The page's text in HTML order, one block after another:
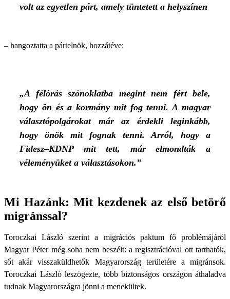
volt az egyetlen párt, amely tüntetett a helyszínen
– hangoztatta a pártelnök, hozzátéve:
„A félórás szónoklatba megint nem fért bele,
hogy ön és a kormány mit fog tenni. A magyar
választópolgárokat már az érdekli leginkább,
hogy önök mit fognak tenni. Arról, hogy a
Fidesz–KDNP mit tett, már elmondták a
véleményüket a választásokon.”
Mi Hazánk: Mit kezdenek az első betörő
migránssal?
Toroczkai László szerint a migrációs paktum fő problémájáról
Magyar Péter még soha nem beszélt: a regisztrációval ott tarthatók,
sőt akár visszaküldhetők Magyarország területére a migránsok.
Toroczkai László leszögezte, több biztonságos országon áthaladva
tudnak Magyarországra jönni a menekültek.